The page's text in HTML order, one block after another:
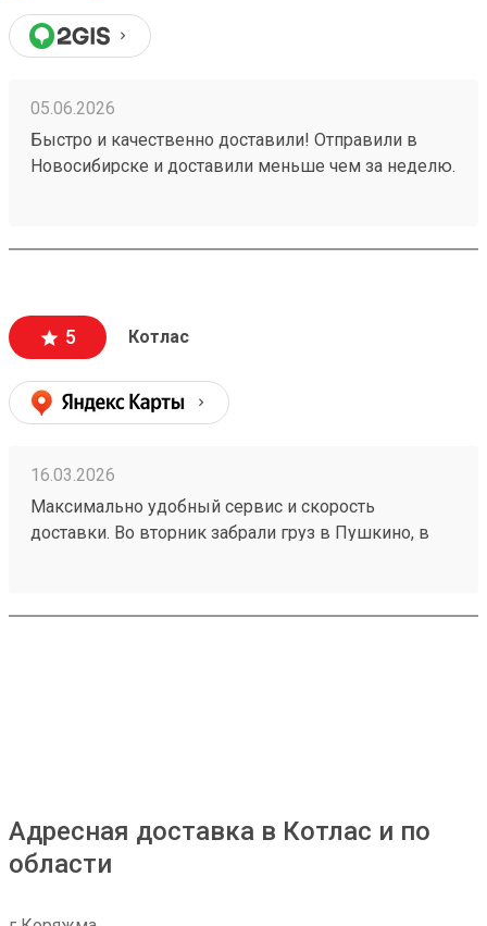
05.06.2026
Быстро и качественно доставили! Отправили в
Новосибирске и доставили меньше чем за неделю.
5 Котлас
16.03.2026
Максимально удобный сервис и скорость
доставки. Во вторник забрали груз в Пушкино, в
Адресная доставка в Котлас и по
области